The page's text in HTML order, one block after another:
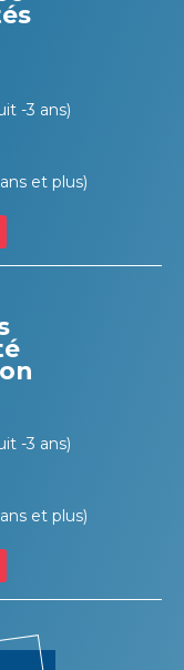
-3 ans)
et plus)
-3 ans)
et plus)